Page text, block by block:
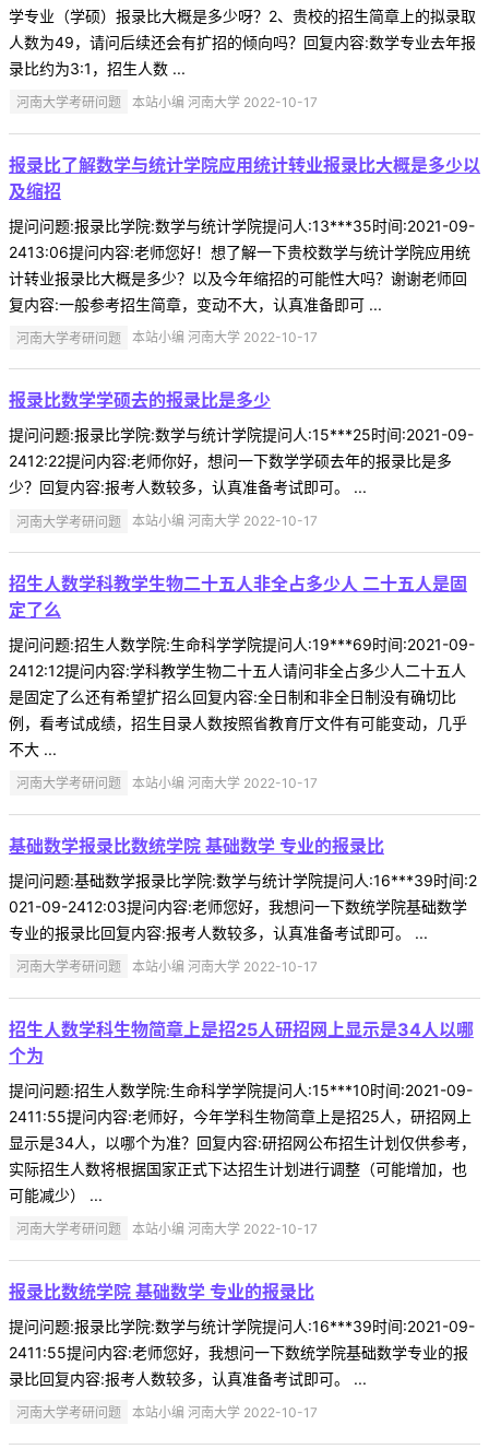
学专业（学硕）报录比大概是多少呀？2、贵校的招生简章上的拟录取
人数为49，请问后续还会有扩招的倾向吗？回复内容:数学专业去年报
录比约为3:1，招生人数 ...
河南大学考研问题 本站小编 河南大学 2022-10-17
报录比了解数学与统计学院应用统计转业报录比大概是多少以
及缩招
提问问题:报录比学院:数学与统计学院提问人:13***35时间:2021-09-
2413:06提问内容:老师您好！想了解一下贵校数学与统计学院应用统
计转业报录比大概是多少？以及今年缩招的可能性大吗？谢谢老师回
复内容:一般参考招生简章，变动不大，认真准备即可 ...
河南大学考研问题 本站小编 河南大学 2022-10-17
报录比数学学硕去的报录比是多少
提问问题:报录比学院:数学与统计学院提问人:15***25时间:2021-09-
2412:22提问内容:老师你好，想问一下数学学硕去年的报录比是多
少？回复内容:报考人数较多，认真准备考试即可。 ...
河南大学考研问题 本站小编 河南大学 2022-10-17
招生人数学科教学生物二十五人非全占多少人 二十五人是固
定了么
提问问题:招生人数学院:生命科学学院提问人:19***69时间:2021-09-
2412:12提问内容:学科教学生物二十五人请问非全占多少人二十五人
是固定了么还有希望扩招么回复内容:全日制和非全日制没有确切比
例，看考试成绩，招生目录人数按照省教育厅文件有可能变动，几乎
不大 ...
河南大学考研问题 本站小编 河南大学 2022-10-17
基础数学报录比数统学院 基础数学 专业的报录比
提问问题:基础数学报录比学院:数学与统计学院提问人:16***39时间:2
021-09-2412:03提问内容:老师您好，我想问一下数统学院基础数学
专业的报录比回复内容:报考人数较多，认真准备考试即可。 ...
河南大学考研问题 本站小编 河南大学 2022-10-17
招生人数学科生物简章上是招25人研招网上显示是34人以哪
个为
提问问题:招生人数学院:生命科学学院提问人:15***10时间:2021-09-
2411:55提问内容:老师好，今年学科生物简章上是招25人，研招网上
显示是34人，以哪个为准？回复内容:研招网公布招生计划仅供参考，
实际招生人数将根据国家正式下达招生计划进行调整（可能增加，也
可能减少） ...
河南大学考研问题 本站小编 河南大学 2022-10-17
报录比数统学院 基础数学 专业的报录比
提问问题:报录比学院:数学与统计学院提问人:16***39时间:2021-09-
2411:55提问内容:老师您好，我想问一下数统学院基础数学专业的报
录比回复内容:报考人数较多，认真准备考试即可。 ...
河南大学考研问题 本站小编 河南大学 2022-10-17